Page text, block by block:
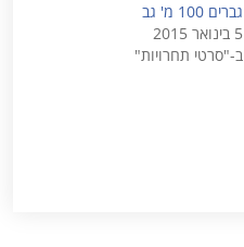
גברים 100 מ' גב
5 בינואר 2015
ב-"סרטי תחרויות"